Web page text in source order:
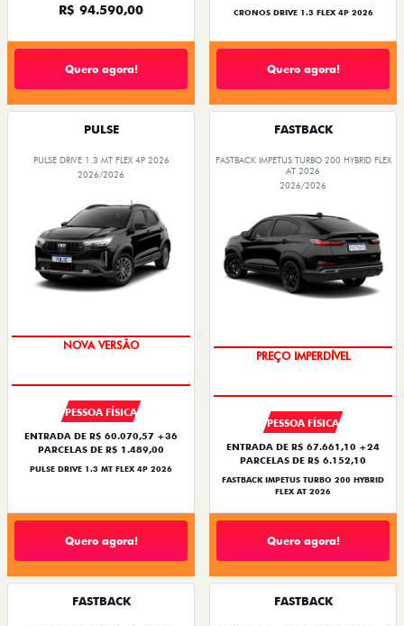
R$ 94.590,00
Quero agora!
CRONOS DRIVE 1.3 FLEX 4P 2026
Quero agora!
PULSE
PULSE DRIVE 1.3 MT FLEX 4P 2026
2026/2026
NOVA VERSÃO
PESSOA FÍSICA
ENTRADA DE R$ 60.070,57 +36
PARCELAS DE R$ 1.489,00
PULSE DRIVE 1.3 MT FLEX 4P 2026
Quero agora!
FASTBACK
FASTBACK IMPETUS TURBO 200 HYBRID FLEX
AT 2026
2026/2026
PREÇO IMPERDÍVEL
PESSOA FÍSICA
ENTRADA DE R$ 67.661,10 +24
PARCELAS DE R$ 6.152,10
FASTBACK IMPETUS TURBO 200 HYBRID
FLEX AT 2026
Quero agora!
FASTBACK FASTBACK